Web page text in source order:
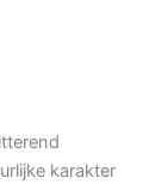
karakter